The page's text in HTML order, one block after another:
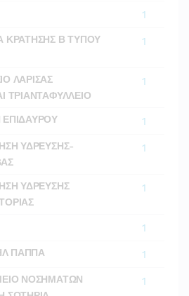
1
ΚΡΑΤΗΣΗΣ Β ΤΥΠΟΥ
1
ΛΑΡΙΣΑΣ
ΤΡΙΑΝΤΑΦΥΛΛΕΙΟ
1
1
ΥΔΡΕΥΣΗΣ-
1
ΥΔΡΕΥΣΗΣ
1
1
ΠΑΠΠΑ 1
ΝΟΣΗΜΑΤΩΝ
1